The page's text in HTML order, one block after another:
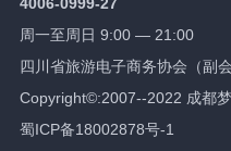
4006-0999-27
周一至周日 9:00 — 21:00
四川省旅游电子商务协会（副
Copyright©:2007--2022 成都
蜀ICP备18002878号-1